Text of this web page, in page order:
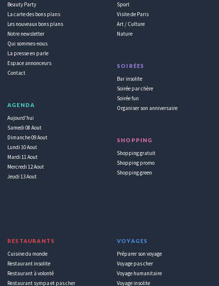
Beauty Party
La carte des bons plans
Les nouveaux bons plans
Notre newsletter
Qui sommes-nous
La presse en parle
Espace annonceurs
Contact
AGENDA
Aujourd'hui
Samedi 08 Aout
Dimanche 09 Aout
Lundi 10 Aout
Mardi 11 Aout
Mercredi 12 Aout
Jeudi 13 Aout
Sport
Visite de Paris
Art / Culture
Nature
SOIRÉES
Bar insolite
Soirée par chère
Soirée fun
Organiser son anniversaire
SHOPPING
Shopping gratuit
Shopping promo
Shopping green
RESTAURANTS
Cuisine du monde
Restaurant insolite
Restaurant à volonté
Restaurant sympa et pas cher
VOYAGES
Préparer son voyage
Voyage pas cher
Voyage humanitaire
Voyage insolite